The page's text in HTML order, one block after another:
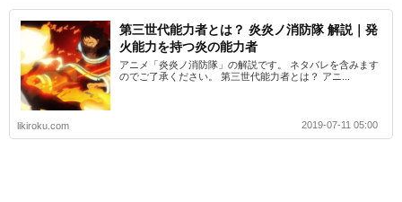
第三世代能力者とは？ 炎炎ノ消防隊 解説｜発
火能力を持つ炎の能力者
アニメ「炎炎ノ消防隊」の解説です。 ネタバレを含みます
のでご了承ください。 第三世代能力者とは？ アニ...
likiroku.com 2019-07-11 05:00